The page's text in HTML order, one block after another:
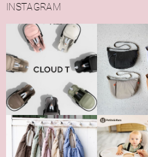
Vložením hodnotenie súhlasíte s
osobných údajov
INSTAGRAM